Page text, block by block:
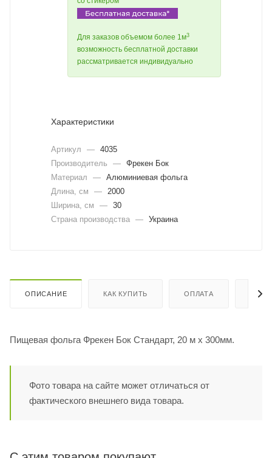
Для заказов объемом более 1м3
возможность бесплатной доставки
рассматривается индивидуально
Характеристики
Артикул — 4035
Производитель
— Фрекен Бок
Материал
— Алюминиевая фольга
Длина, cм
—
2000
Ширина, cм
— 30
Страна производства — Украина
ОПИСАНИЕ КАК КУПИТЬ ОПЛАТА
Пищевая фольга Фрекен Бок Стандарт, 20 м х 300мм.
Фото товара на сайте может отличаться от
фактического внешнего вида товара.